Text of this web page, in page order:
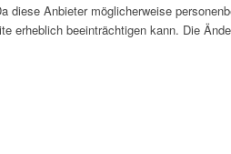
Anbieter möglicherweise
beeinträchtigen kann. Die